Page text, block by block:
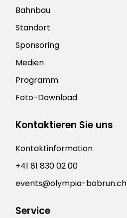
Bahnbau
Standort
Sponsoring
Medien
Programm
Foto-Download
Kontaktieren Sie uns
Kontaktinformation
+41 81 830 02 00
events@olympia-bobrun.ch
Service